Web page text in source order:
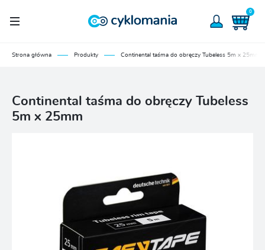
0
Strona główna Produkty Continental taśma do obręczy Tubeless 5m x 25mm
Continental taśma do obręczy Tubeless
5m x 25mm